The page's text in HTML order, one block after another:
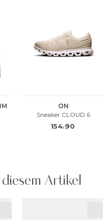
Artikel